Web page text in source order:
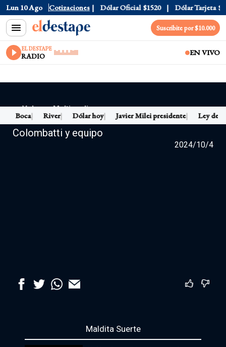
Lun 10 Ago Cotizaciones
Riesgo País 408 Dólar Oficial $1520 Dólar Tarjeta
Suscribite por $10.000
EL DESTAPE
RADIO EN VIVO
Boca River Dólar hoy Javier Milei presidente Ley de
← Volver a Multimedia
Maldita Suerte EN VIVO con Matías
Colombatti y equipo
2024/10/4
Maldita Suerte